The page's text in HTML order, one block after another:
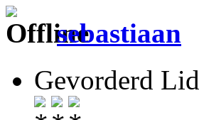
sebastiaan
Gevorderd Lid